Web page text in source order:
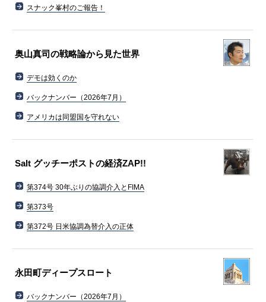
スナック峯村のご報告！
奥山真司の戦略論から見た世界
デモは効くのか
バックナンバー（2026年7月）
アメリカは同盟国を守れない
Salt グッチーポストの経済ZAP!!
第374号 30年ぶりの協調介入とFIMA
第373号
第372号 日米協調為替介入の正体
永田町ディープスロート
バックナンバー（2026年7月）